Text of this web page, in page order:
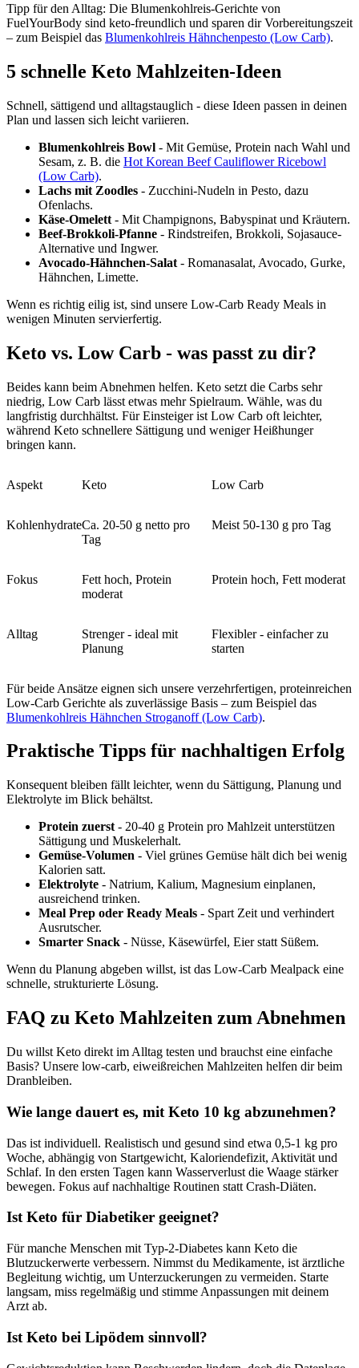
Tipp für den Alltag: Die Blumenkohlreis-Gerichte von
FuelYourBody sind keto-freundlich und sparen dir Vorbereitungszeit
– zum Beispiel das Blumenkohlreis Hähnchenpesto (Low Carb).
5 schnelle Keto Mahlzeiten-Ideen
Schnell, sättigend und alltagstauglich - diese Ideen passen in deinen
Plan und lassen sich leicht variieren.
Blumenkohlreis Bowl - Mit Gemüse, Protein nach Wahl und
Sesam, z. B. die Hot Korean Beef Cauliflower Ricebowl
(Low Carb).
Lachs mit Zoodles - Zucchini-Nudeln in Pesto, dazu
Ofenlachs.
Käse-Omelett - Mit Champignons, Babyspinat und Kräutern.
Beef-Brokkoli-Pfanne - Rindstreifen, Brokkoli, Sojasauce-
Alternative und Ingwer.
Avocado-Hähnchen-Salat - Romanasalat, Avocado, Gurke,
Hähnchen, Limette.
Wenn es richtig eilig ist, sind unsere Low-Carb Ready Meals in
wenigen Minuten servierfertig.
Keto vs. Low Carb - was passt zu dir?
Beides kann beim Abnehmen helfen. Keto setzt die Carbs sehr
niedrig, Low Carb lässt etwas mehr Spielraum. Wähle, was du
langfristig durchhältst. Für Einsteiger ist Low Carb oft leichter,
während Keto schnellere Sättigung und weniger Heißhunger
bringen kann.
Aspekt Keto Low Carb
KohlenhydrateCa. 20-50 g netto pro
Tag
Meist 50-130 g pro Tag
Fokus
Fett hoch, Protein
moderat
Protein hoch, Fett moderat
Alltag
Strenger - ideal mit
Planung
Flexibler - einfacher zu
starten
Für beide Ansätze eignen sich unsere verzehrfertigen, proteinreichen
Low-Carb Gerichte als zuverlässige Basis – zum Beispiel das
Blumenkohlreis Hähnchen Stroganoff (Low Carb).
Praktische Tipps für nachhaltigen Erfolg
Konsequent bleiben fällt leichter, wenn du Sättigung, Planung und
Elektrolyte im Blick behältst.
Protein zuerst - 20-40 g Protein pro Mahlzeit unterstützen
Sättigung und Muskelerhalt.
Gemüse-Volumen - Viel grünes Gemüse hält dich bei wenig
Kalorien satt.
Elektrolyte - Natrium, Kalium, Magnesium einplanen,
ausreichend trinken.
Meal Prep oder Ready Meals - Spart Zeit und verhindert
Ausrutscher.
Smarter Snack - Nüsse, Käsewürfel, Eier statt Süßem.
Wenn du Planung abgeben willst, ist das Low-Carb Mealpack eine
schnelle, strukturierte Lösung.
FAQ zu Keto Mahlzeiten zum Abnehmen
Du willst Keto direkt im Alltag testen und brauchst eine einfache
Basis? Unsere low-carb, eiweißreichen Mahlzeiten helfen dir beim
Dranbleiben.
Wie lange dauert es, mit Keto 10 kg abzunehmen?
Das ist individuell. Realistisch und gesund sind etwa 0,5-1 kg pro
Woche, abhängig von Startgewicht, Kaloriendefizit, Aktivität und
Schlaf. In den ersten Tagen kann Wasserverlust die Waage stärker
bewegen. Fokus auf nachhaltige Routinen statt Crash-Diäten.
Ist Keto für Diabetiker geeignet?
Für manche Menschen mit Typ-2-Diabetes kann Keto die
Blutzuckerwerte verbessern. Nimmst du Medikamente, ist ärztliche
Begleitung wichtig, um Unterzuckerungen zu vermeiden. Starte
langsam, miss regelmäßig und stimme Anpassungen mit deinem
Arzt ab.
Ist Keto bei Lipödem sinnvoll?